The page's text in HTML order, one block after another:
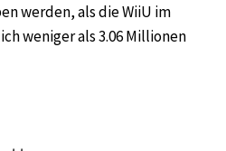
werden, als die WiiU im
weniger als 3.06 Millionen